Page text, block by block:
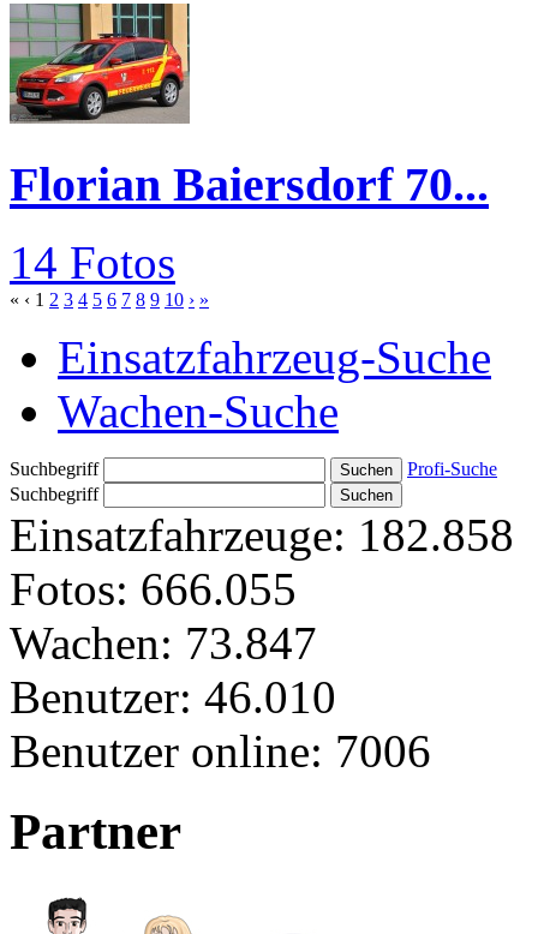
Florian Baiersdorf 70...
14 Fotos
« ‹ 1 2 3 4 5 6 7 8 9 10 › »
Einsatzfahrzeug-Suche
Wachen-Suche
Suchbegriff
Profi-Suche
Suchbegriff
Einsatzfahrzeuge: 182.858
Fotos: 666.055
Wachen: 73.847
Benutzer: 46.010
Benutzer online: 7006
Partner